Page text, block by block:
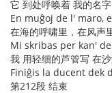
它 到处呼唤着 我的名
En muĝoj de l' maro,
在海的呼啸里，在风声
Mi skribas per kan'
我 用轻细的芦管写 在
Finiĝis la ducent dek
第212段 结束